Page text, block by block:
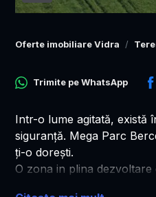
Oferte imobiliare Vidra
Trimite peWhatsApp
Intr-o lume agitată, există
siguranță. Mega Parc
ți-o dorești.
O zona in plina